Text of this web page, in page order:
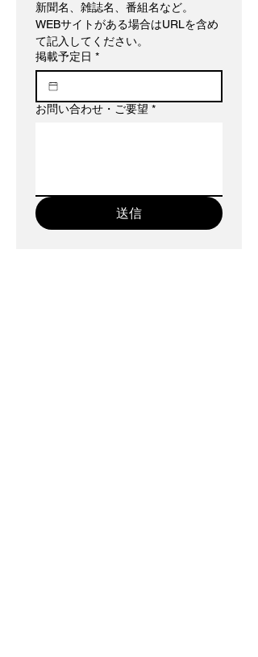
新聞名、雑誌名、番組名など。
WEBサイトがある場合はURLを含め
て記入してください。
掲載予定日 *
お問い合わせ・ご要望 *
送信